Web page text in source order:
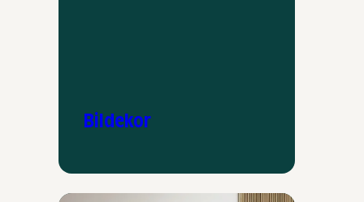
Bildekor